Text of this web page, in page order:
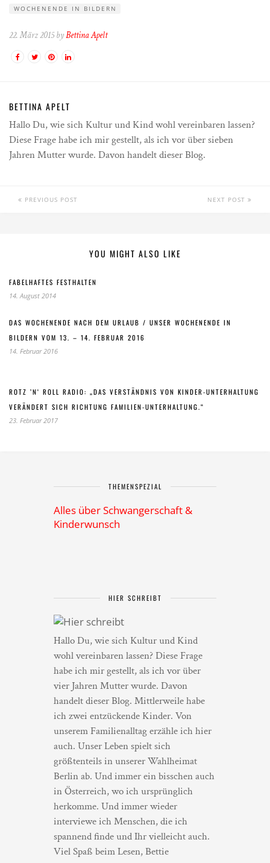
WOCHENENDE IN BILDERN
22. März 2015 byBettina Apelt
BETTINA APELT
Hallo Du, wie sich Kultur und Kind wohl vereinbaren lassen?
Diese Frage habe ich mir gestellt, als ich vor über sieben
Jahren Mutter wurde. Davon handelt dieser Blog.
PREVIOUS POST NEXT POST
YOU MIGHT ALSO LIKE
FABELHAFTES FESTHALTEN
14. August 2014
DAS WOCHENENDE NACH DEM URLAUB / UNSER WOCHENENDE IN
BILDERN VOM 13. – 14. FEBRUAR 2016
14. Februar 2016
ROTZ ’N‘ ROLL RADIO: „DAS VERSTÄNDNIS VON KINDER-UNTERHALTUNG
VERÄNDERT SICH RICHTUNG FAMILIEN-UNTERHALTUNG.“
23. Februar 2017
THEMENSPEZIAL
Alles über Schwangerschaft &
Kinderwunsch
HIER SCHREIBT
Hallo Du, wie sich Kultur und Kind
wohl vereinbaren lassen? Diese Frage
habe ich mir gestellt, als ich vor über
vier Jahren Mutter wurde. Davon
handelt dieser Blog. Mittlerweile habe
ich zwei entzückende Kinder. Von
unserem Familienalltag erzähle ich hier
auch. Unser Leben spielt sich
größtenteils in unserer Wahlheimat
Berlin ab. Und immer ein bisschen auch
in Österreich, wo ich ursprünglich
herkomme. Und immer wieder
interviewe ich Menschen, die ich
spannend finde und Ihr vielleicht auch.
Viel Spaß beim Lesen, Bettie